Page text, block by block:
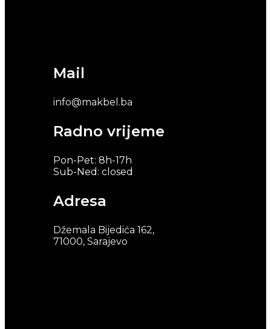
Mail
info@makbel.ba
Radno vrijeme
Pon-Pet: 8h-17h
Sub-Ned: closed
Adresa
Džemala Bijedića 162,
71000, Sarajevo